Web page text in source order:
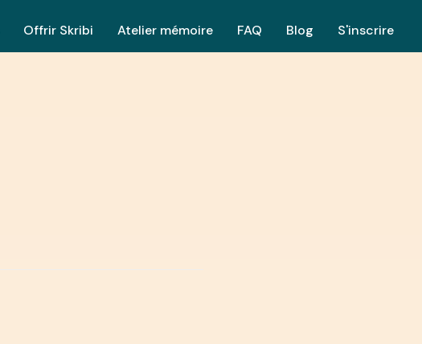
Offrir Skribi Atelier mémoire FAQ Blog S'inscrire